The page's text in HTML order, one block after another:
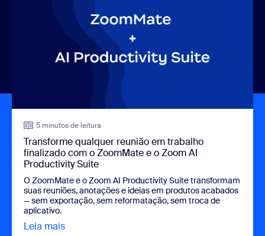
5 minutos de leitura
Transforme qualquer reunião em trabalho
finalizado com o ZoomMate e o Zoom AI
Productivity Suite
O ZoomMate e o Zoom AI Productivity Suite transformam
suas reuniões, anotações e ideias em produtos acabados
— sem exportação, sem reformatação, sem troca de
aplicativo.
Leia mais